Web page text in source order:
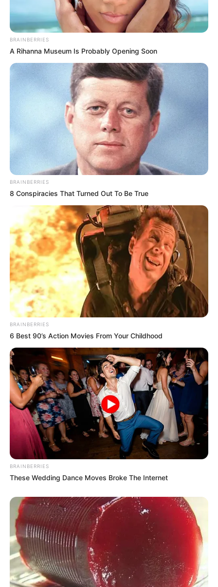
LIHAT ARTIKEL LAINNYA
Megan Domani
Beby Tsabina Salshabilla Adriani
Angela Gilsha Haico Van der Veken
TULIS KOMENTAR
Alamat email Anda tidak akan dipublikasikan. Ruas yang wajib ditandai*
BRAINBERRIES
A Rihanna Museum Is Probably Opening Soon
BRAINBERRIES
8 Conspiracies That Turned Out To Be True
BRAINBERRIES
6 Best 90’s Action Movies From Your Childhood
BRAINBERRIES
These Wedding Dance Moves Broke The Internet